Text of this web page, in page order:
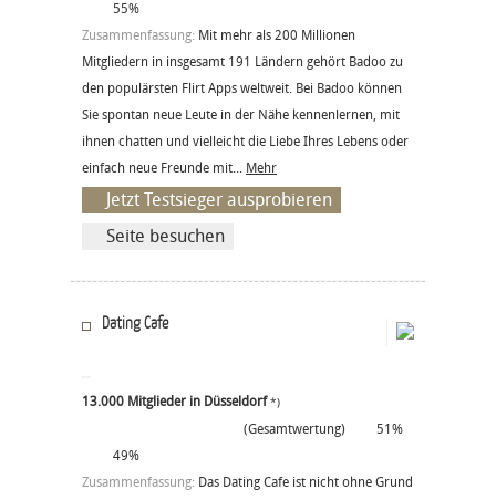
55%
Zusammenfassung: Mit mehr als 200 Millionen
Mitgliedern in insgesamt 191 Ländern gehört Badoo zu
den populärsten Flirt Apps weltweit. Bei Badoo können
Sie spontan neue Leute in der Nähe kennenlernen, mit
ihnen chatten und vielleicht die Liebe Ihres Lebens oder
einfach neue Freunde mit... Mehr
Jetzt Testsieger ausprobieren
Seite besuchen
Dating Cafe
13.000 Mitglieder in Düsseldorf*)
(Gesamtwertung)
51%
49%
Zusammenfassung: Das Dating Cafe ist nicht ohne Grund